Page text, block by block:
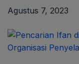
Agustus 7, 2023